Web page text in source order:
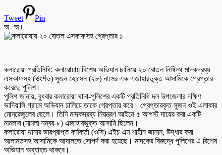
Tweet
Pin
অ- অ+
কলারোয়া প্রতিনিধি: কলারোয়ায় বিশেষ অভিযান চালিয়ে ২০ বোতল নিষিদ্ধ মাদকদ্রব্য
এসকাফসহ (ঊংশঁভ) সুজন হোসেন (২৮) নামের এক এজাহারভুক্ত আসামিকে গ্রেপ্তার
করেছে পুলিশ।
পুলিশ জানায়, বুধবার কলারোয়া থানা-পুলিশের একটি প্রতিনিধি দল উপজেলার দক্ষিণ
ভাদিয়ালি গ্রামে অভিযান চালিয়ে তাকে গ্রেপ্তার করে। গ্রেপ্তারকৃত সুজন ওই এলাকার
মোমরেজুলের ছেলে। তিনি মাদকদ্রব্য নিয়ন্ত্রণ আইনে ৫ আগস্ট দায়ের করা একটি
মামলার (মামলা নম্বর-৮) এজাহারভুক্ত আসামি ছিলেন।
কলারোয়া থানার ভারপ্রাপ্ত কর্মকর্তা (ওসি) এইচ এম শাহীন জানান, উদ্ধার করা
আলামতসহ আসামিকে আদালতে সোপর্দ করা হয়েছে। মাদকের বিরুদ্ধে পুলিশের এ বিশেষ
অভিযান অব্যাহত থাকবে।